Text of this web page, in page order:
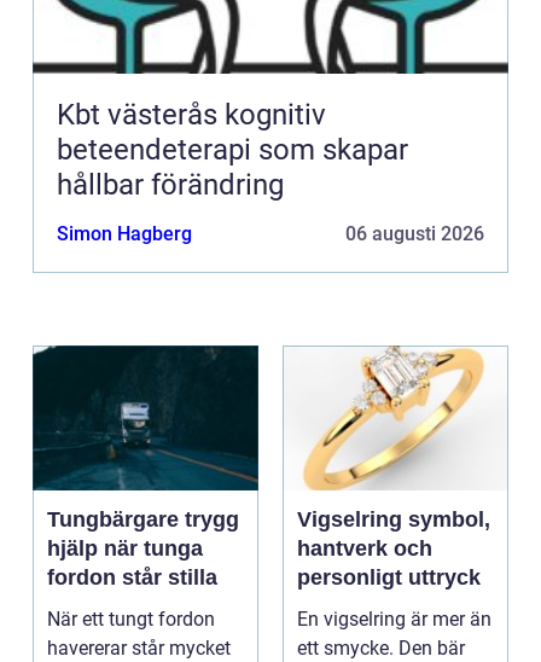
Kbt västerås kognitiv
beteendeterapi som skapar
hållbar förändring
Simon Hagberg 06 augusti 2026
Tungbärgare trygg
hjälp när tunga
fordon står stilla
När ett tungt fordon
havererar står mycket
Vigselring symbol,
hantverk och
personligt uttryck
En vigselring är mer än
ett smycke. Den bär